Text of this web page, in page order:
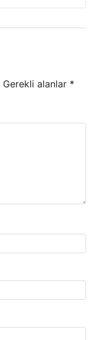
Gerekli alanlar *